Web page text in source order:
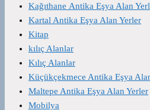
Kağıthane Antika Eşya Alan
Kartal Antika Eşya Alan Yerler
Kitap
kılıç Alanlar
Kılıç Alanlar
Küçükçekmece Antika Eşya
Maltepe Antika Eşya Alan Yerler
Mobilya